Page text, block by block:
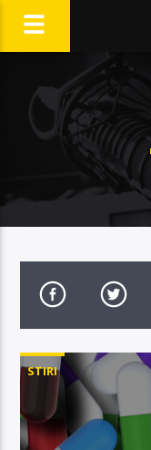
STIRI